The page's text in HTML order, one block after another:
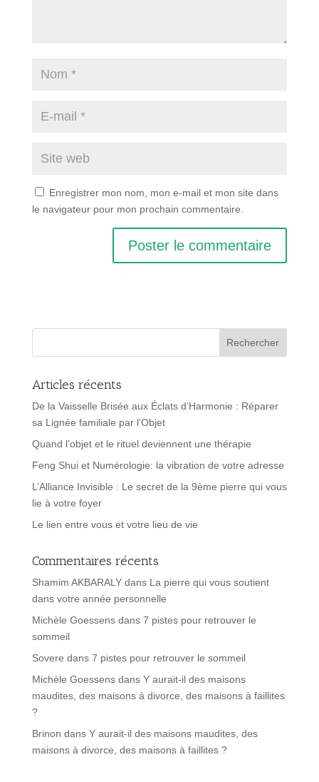
Enregistrer mon nom, mon e-mail et mon site dans
le navigateur pour mon prochain commentaire.
Articles récents
De la Vaisselle Brisée aux Éclats d’Harmonie : Réparer
sa Lignée familiale par l’Objet
Quand l’objet et le rituel deviennent une thérapie
Feng Shui et Numérologie: la vibration de votre adresse
L’Alliance Invisible : Le secret de la 9ème pierre qui vous
lie à votre foyer
Le lien entre vous et votre lieu de vie
Commentaires récents
Shamim AKBARALYdans La pierre qui vous soutient
dans votre année personnelle
Michèle Goessensdans 7 pistes pour retrouver le
sommeil
Sovere dans 7 pistes pour retrouver le sommeil
Michèle Goessensdans Y aurait-il des maisons
maudites, des maisons à divorce, des maisons à faillites
?
Brinon dans Y aurait-il des maisons maudites, des
maisons à divorce, des maisons à faillites ?